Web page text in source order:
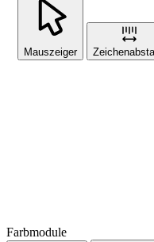
Mauszeiger
Farbmodule